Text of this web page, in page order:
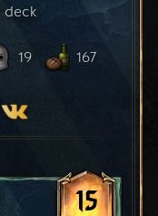
deck
19 167
15